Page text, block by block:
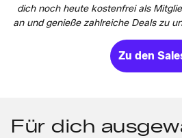
dich noch heute kostenfrei als
an und genieße zahlreiche Deals zu
Zu den
Für dich